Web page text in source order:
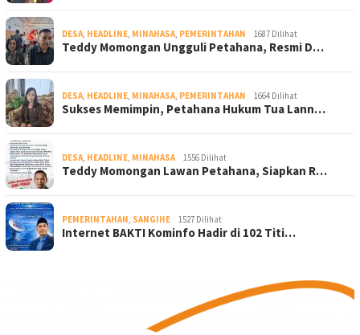
DESA, HEADLINE, MINAHASA, PEMERINTAHAN 1687 Dilihat
Teddy Momongan Ungguli Petahana, Resmi D…
DESA, HEADLINE, MINAHASA, PEMERINTAHAN 1664 Dilihat
Sukses Memimpin, Petahana Hukum Tua Lann…
DESA, HEADLINE, MINAHASA 1556 Dilihat
Teddy Momongan Lawan Petahana, Siapkan R…
PEMERINTAHAN, SANGIHE 1527 Dilihat
Internet BAKTI Kominfo Hadir di 102 Titi…